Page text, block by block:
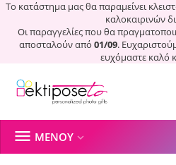
Το κατάστημα μας θα παραμείνει
καλοκαιρινών
Οι παραγγελίες που θα
αποσταλούν από 01/09.
ευχόμαστε καλό
 ΜΕΝΟΎ 